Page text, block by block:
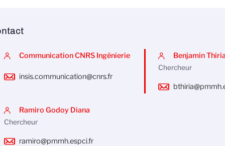
Communication CNRS Ingénierie
insis.communication@cnrs.fr
Benjamin Thiria
Chercheur
Ramiro Godoy Diana
Chercheur
ramiro@pmmh.espci.fr